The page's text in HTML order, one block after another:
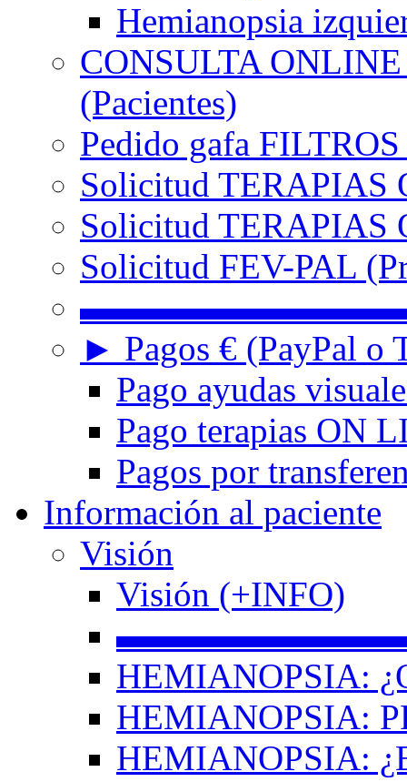
Hemianopsia
CONSULTA
(Pacientes)
Pedido gafa
Solicitud TERAPIAS
Solicitud TERAPIAS
Solicitud FEV-PAL
► Pagos € (PayPal o
Pago ayudas
Pago terapias ON
Pagos por
Información al paciente
Visión
Visión (+INFO)
HEMIANOPSIA:
HEMIANOPSIA:
HEMIANOPSIA: